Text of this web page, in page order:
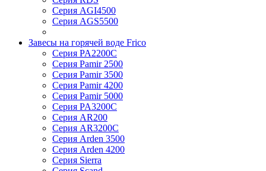
Серия AGI4500
Серия AGS5500
Завесы на горячей воде Frico
Серия PA2200C
Серия Pamir 2500
Серия Pamir 3500
Серия Pamir 4200
Серия Pamir 5000
Серия PA3200C
Серия AR200
Серия AR3200C
Серия Arden 3500
Серия Arden 4200
Серия Sierra